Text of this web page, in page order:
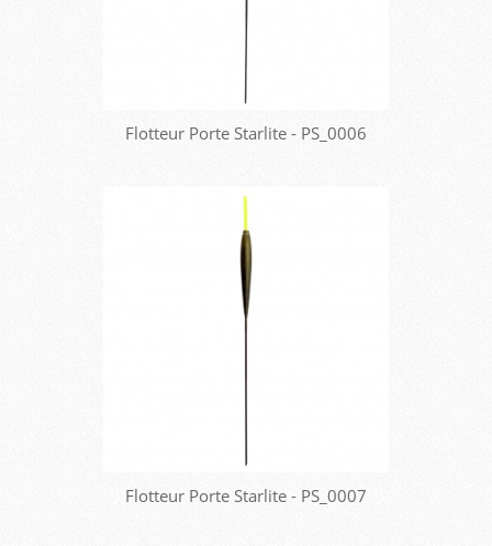
Flotteur Porte Starlite - PS_0006
Flotteur Porte Starlite - PS_0007